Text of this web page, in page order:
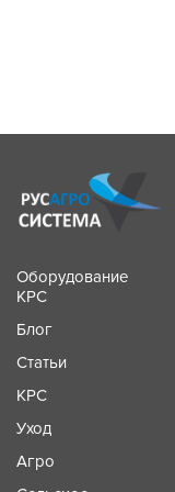
Оборудование
КРС
Блог
Статьи
КРС
Уход
Агро